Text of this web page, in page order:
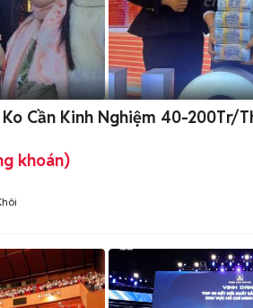
Cần Kinh Nghiệm 40-200Tr/
khoán)